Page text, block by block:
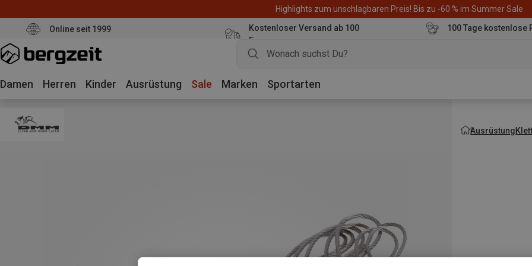
Highlights zum unschlagbaren Preis! Bis zu -60 % im Summer Sale
Online seit 1999
Kostenloser Versand ab 100
Euro
100 Tage kostenlose
Damen Herren Kinder Ausrüstung Sale Marken Sportarten
Ausrüstung